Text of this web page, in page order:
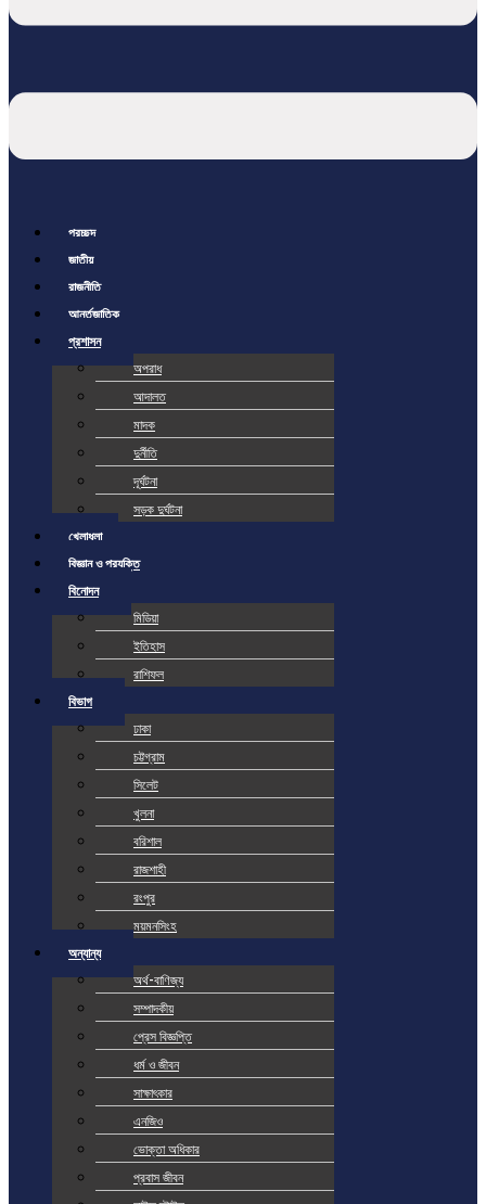
প্রচ্ছদ
জাতীয়
রাজনীতি
আর্ন্তজাতিক
প্রশাসন
অপরাধ
আদালত
মাদক
দুর্নীতি
দূর্ঘটনা
সড়ক দুর্ঘটনা
খেলাধুলা
বিজ্ঞান ও প্রযুক্তি
বিনোদন
মিডিয়া
ইতিহাস
রাশিফল
বিভাগ
ঢাকা
চট্টগ্রাম
সিলেট
খুলনা
বরিশাল
রাজশাহী
রংপুর
ময়মনসিংহ
অন্যান্য
অর্থ-বাণিজ্য
সম্পাদকীয়
প্রেস বিজ্ঞপ্তি
ধর্ম ও জীবন
সাক্ষাৎকার
এনজিও
ভোক্তা অধিকার
প্রবাস জীবন